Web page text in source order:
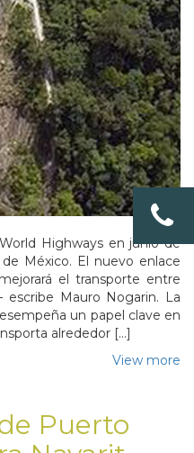
Highways en junio de
México. El nuevo enlace
el transporte entre
escribe Mauro Nogarin. La
un papel clave en
alrededor […]
View more
Puerto